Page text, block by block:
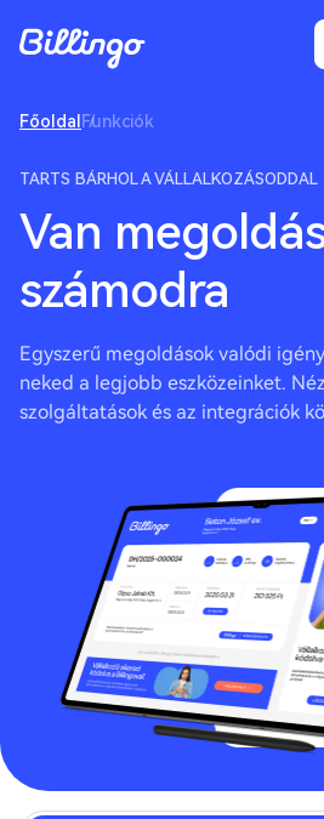
Főoldal Funkciók
TARTS BÁRHOL A VÁLLALKOZÁSODDAL
Van
számodra
Egyszerű megoldások valódi
neked a legjobb eszközeinket.
szolgáltatások és az integrációk